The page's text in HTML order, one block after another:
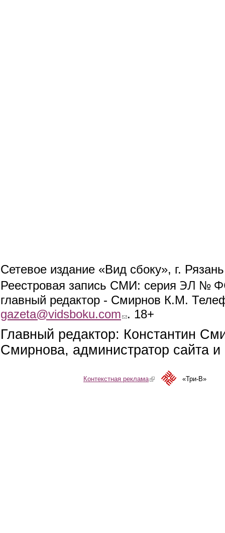
Сетевое издание «Вид сбоку», г.
Реестровая запись СМИ: серия ЭЛ №
главный редактор - Смирнов К.М.
gazeta@vidsboku.com (link sends e-mail)
. 18+
Главный редактор: Константин
Смирнова, администратор сайта
Контекстная реклама(link is external)«Три-В»